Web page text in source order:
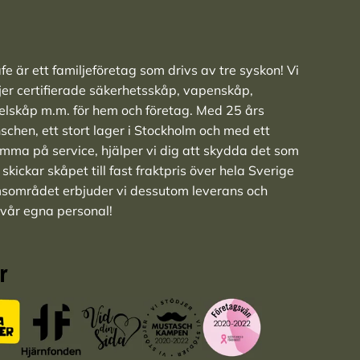
är ett familjeföretag som drivs av tre syskon! Vi
certifierade säkerhetsskåp, vapenskåp,
m.m. för hem och företag. Med 25 års
ett stort lager i Stockholm och med ett
på service, hjälper vi dig att skydda det som
skåpet till fast fraktpris över hela Sverige
erbjuder vi dessutom leverans och
egna personal!